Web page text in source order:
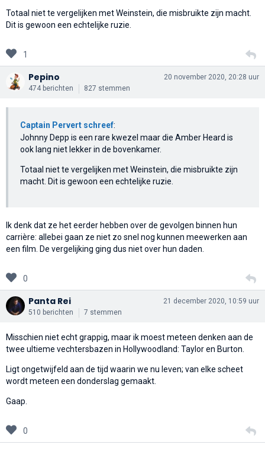
Totaal niet te vergelijken met Weinstein, die misbruikte zijn macht.
Dit is gewoon een echtelijke ruzie.
1
Pepino
474 berichten 827 stemmen
20 november 2020, 20:28 uur
Captain Pervert schreef:
Johnny Depp is een rare kwezel maar die Amber Heard is
ook lang niet lekker in de bovenkamer.
Totaal niet te vergelijken met Weinstein, die misbruikte zijn
macht. Dit is gewoon een echtelijke ruzie.
Ik denk dat ze het eerder hebben over de gevolgen binnen hun
carrière: allebei gaan ze niet zo snel nog kunnen meewerken aan
een film. De vergelijking ging dus niet over hun daden.
0
Panta Rei
510 berichten 7 stemmen
21 december 2020, 10:59 uur
Misschien niet echt grappig, maar ik moest meteen denken aan de
twee ultieme vechtersbazen in Hollywoodland: Taylor en Burton.
Ligt ongetwijfeld aan de tijd waarin we nu leven; van elke scheet
wordt meteen een donderslag gemaakt.
Gaap.
0